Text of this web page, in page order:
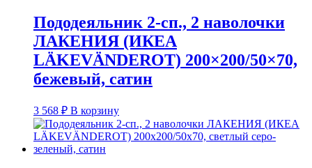
Пододеяльник 2-сп., 2 наволочки
ЛАКЕНИЯ (ИКЕА
LÄKEVÄNDEROT) 200×200/50×70,
бежевый, сатин
3 568 ₽ В корзину